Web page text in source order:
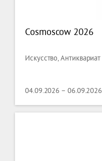
Cosmoscow 2026
Искусство, Антиквариат
04.09.2026 – 06.09.2026